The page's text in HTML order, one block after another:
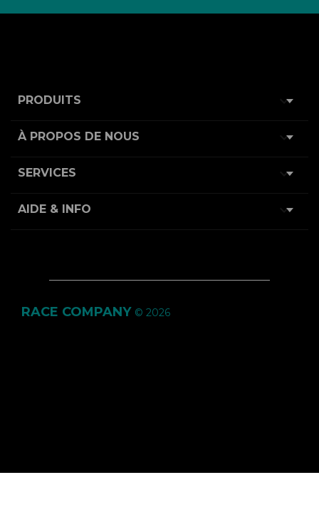
PRODUITS 
À PROPOS DE NOUS 
SERVICES 
AIDE & INFO 
RACE COMPANY © 2026